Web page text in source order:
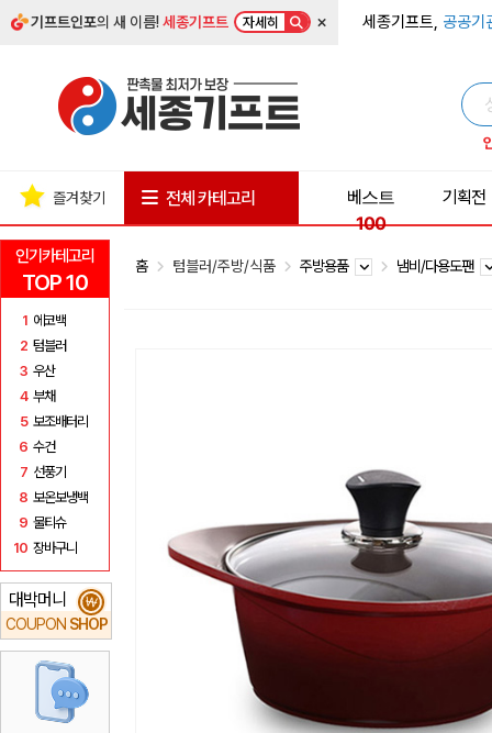
기프트인포의 새 이름!세종기프트 자세히 × 세종기프트, 공공기
인기카테고리
TOP 10
1 에코백
2 텀블러
3 우산
4 부채
5 보조배터리
6 수건
7 선풍기
8 보온보냉백
9 물티슈
10 장바구니
대박머니
COUPON SHOP
₩
즐겨찾기 전체 카테고리
베스트
100
기획전
홈 텀블러/주방/식품 주방용품 냄비/다용도팬